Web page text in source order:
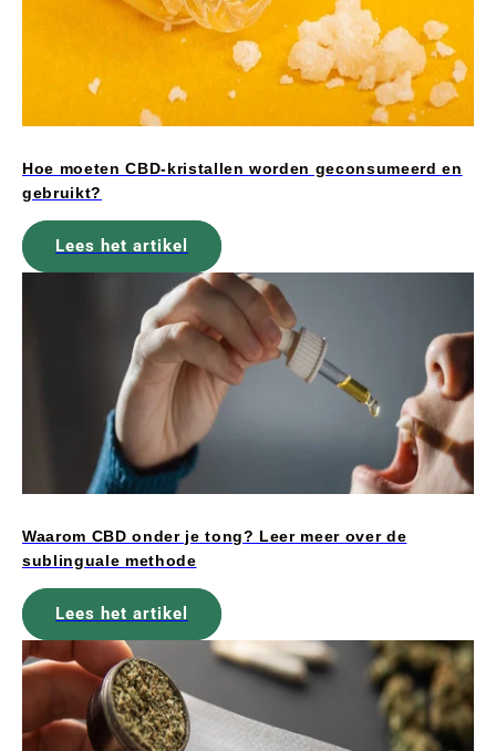
Hoe moeten CBD-kristallen worden geconsumeerd en
gebruikt?
Lees het artikel
Waarom CBD onder je tong? Leer meer over de
sublinguale methode
Lees het artikel